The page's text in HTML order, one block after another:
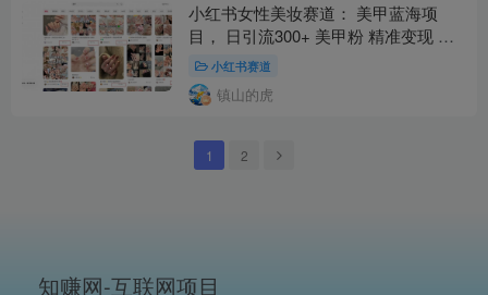
小红书女性美妆赛道： 美甲蓝海项
目， 日引流300+ 美甲粉 精准变现 小
白也能月入1W+ 附带实操教程+项目素
材
小红书赛道
镇山的虎
1 2
知赚网-互联网项目